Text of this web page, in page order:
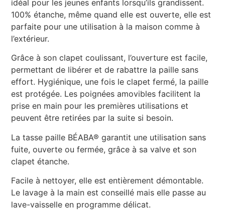
idéal pour les jeunes enfants lorsqu’ils grandissent.
100% étanche, même quand elle est ouverte, elle est
parfaite pour une utilisation à la maison comme à
l’extérieur.
Grâce à son clapet coulissant, l’ouverture est facile,
permettant de libérer et de rabattre la paille sans
effort. Hygiénique, une fois le clapet fermé, la paille
est protégée. Les poignées amovibles facilitent la
prise en main pour les premières utilisations et
peuvent être retirées par la suite si besoin.
La tasse paille BÉABA® garantit une utilisation sans
fuite, ouverte ou fermée, grâce à sa valve et son
clapet étanche.
Facile à nettoyer, elle est entièrement démontable.
Le lavage à la main est conseillé mais elle passe au
lave-vaisselle en programme délicat.